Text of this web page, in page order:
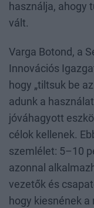
használja, ahogy
vált.
Varga Botond, a
Innovációs
hogy „tiltsuk be
adunk a
jóváhagyott
célok kellenek.
szemlélet: 5–10
azonnal
vezetők és
hogy kiesnének a